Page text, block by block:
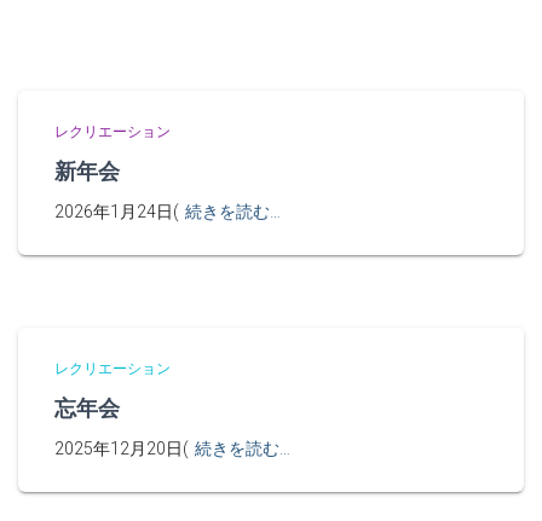
レクリエーション
新年会
2026年1月24日( 続きを読む…
レクリエーション
忘年会
2025年12月20日( 続きを読む…